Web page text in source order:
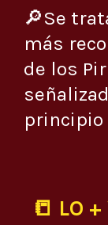
🔎Se
más
de los
principio
📒 LO